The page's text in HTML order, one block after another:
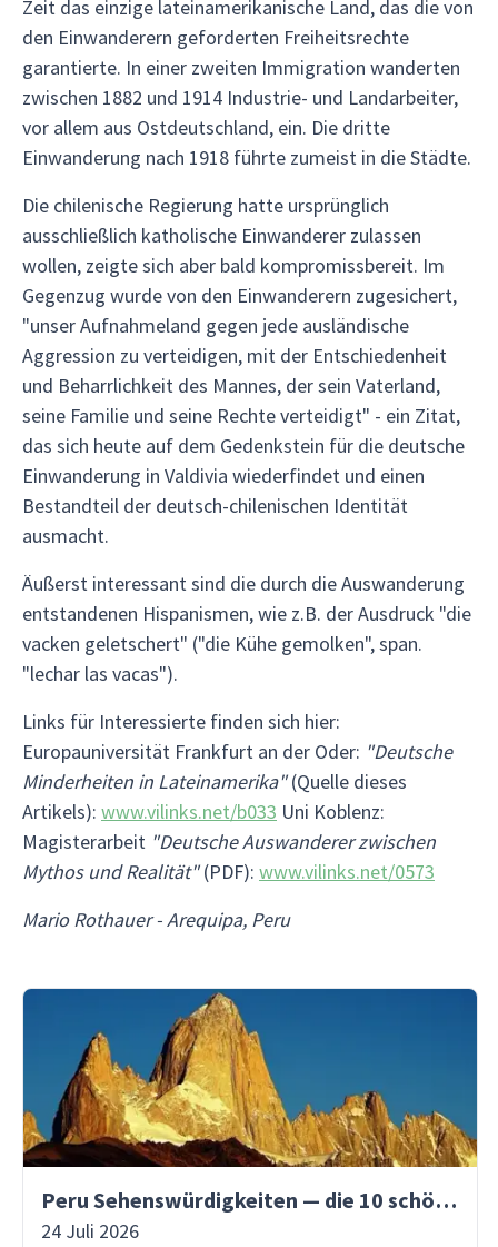
Zeit das einzige lateinamerikanische Land, das die von
den Einwanderern geforderten Freiheitsrechte
garantierte. In einer zweiten Immigration wanderten
zwischen 1882 und 1914 Industrie- und Landarbeiter,
vor allem aus Ostdeutschland, ein. Die dritte
Einwanderung nach 1918 führte zumeist in die Städte.
Die chilenische Regierung hatte ursprünglich
ausschließlich katholische Einwanderer zulassen
wollen, zeigte sich aber bald kompromissbereit. Im
Gegenzug wurde von den Einwanderern zugesichert,
"unser Aufnahmeland gegen jede ausländische
Aggression zu verteidigen, mit der Entschiedenheit
und Beharrlichkeit des Mannes, der sein Vaterland,
seine Familie und seine Rechte verteidigt" - ein Zitat,
das sich heute auf dem Gedenkstein für die deutsche
Einwanderung in Valdivia wiederfindet und einen
Bestandteil der deutsch-chilenischen Identität
ausmacht.
Äußerst interessant sind die durch die Auswanderung
entstandenen Hispanismen, wie z.B. der Ausdruck "die
vacken geletschert" ("die Kühe gemolken", span.
"lechar las vacas").
Links für Interessierte finden sich hier:
Europauniversität Frankfurt an der Oder: "Deutsche
Minderheiten in Lateinamerika"(Quelle dieses
Artikels): www.vilinks.net/b033 Uni Koblenz:
Magisterarbeit "Deutsche Auswanderer zwischen
Mythos und Realität"(PDF): www.vilinks.net/0573
Mario Rothauer - Arequipa, Peru
Peru Sehenswürdigkeiten — die 10 schönsten Orte
24 Juli 2026